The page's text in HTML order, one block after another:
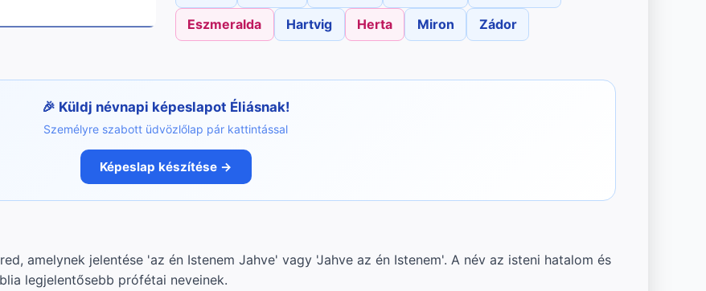
Eszmeralda Hartvig Herta Miron Zádor
Küldj névnapi képeslapot Éliásnak!
Személyre szabott üdvözlőlap pár kattintással
Képeslap készítése →
amelynek jelentése 'az én Istenem Jahve' vagy 'Jahve az én Istenem'. A név az isteni hatalom és
legjelentősebb prófétai neveinek.